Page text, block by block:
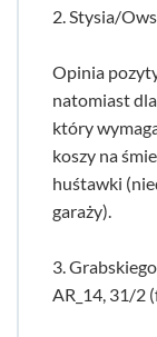
2. Stysia/
Opinia
natomiast
który
koszy na
huśtawki
garaży).
3.
AR_14, 31/2